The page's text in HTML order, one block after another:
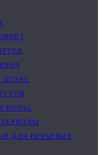
ROYAL
ROYAL
ДЛЯ ПЕРЬЕВЫХ